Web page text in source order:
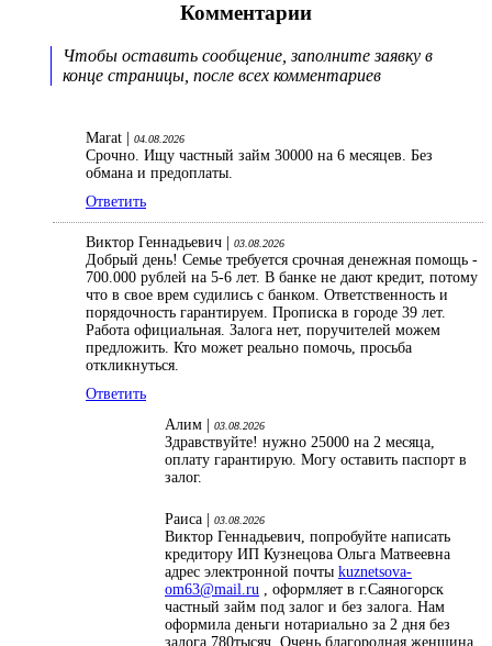
Комментарии
Чтобы оставить сообщение, заполните заявку в
конце страницы, после всех комментариев
Marat | 04.08.2026
Срочно. Ищу частный займ 30000 на 6 месяцев. Без
обмана и предоплаты.
Ответить
Виктор Геннадьевич | 03.08.2026
Добрый день! Семье требуется срочная денежная помощь -
700.000 рублей на 5-6 лет. В банке не дают кредит, потому
что в свое врем судились с банком. Ответственность и
порядочность гарантируем. Прописка в городе 39 лет.
Работа официальная. Залога нет, поручителей можем
предложить. Кто может реально помочь, просьба
откликнуться.
Ответить
Алим |
03.08.2026
Здравствуйте! нужно 25000 на 2 месяца,
оплату гарантирую. Могу оставить паспорт в
залог.
Раиса | 03.08.2026
Виктор Геннадьевич, попробуйте написать
кредитору ИП Кузнецова Ольга Матвеевна
адрес электронной почты kuznetsova-
om63@mail.ru , оформляет в г.Саяногорск
частный займ под залог и без залога. Нам
оформила деньги нотариально за 2 дня без
залога 780тысяч. Очень благородная женщина,